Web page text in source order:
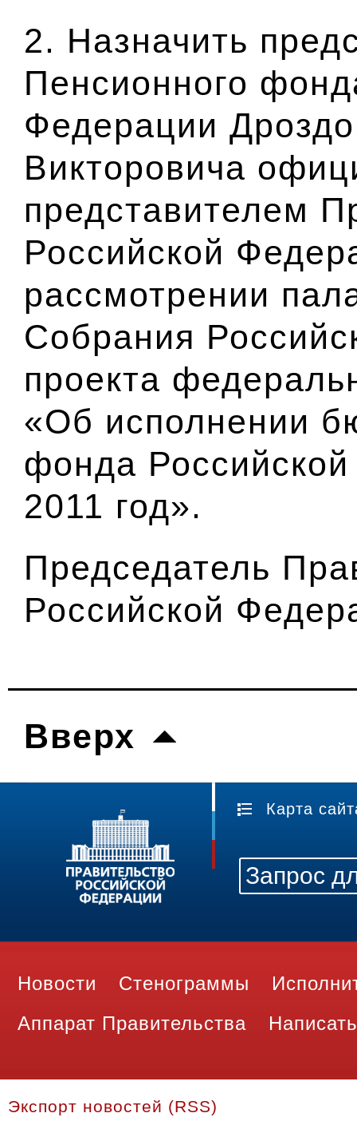
2. Назначить
Пенсионного
Федерации
Викторовича
представителем
Российской
рассмотрении
Собрания
проекта
«Об исполнении
фонда
2011 год».
Председатель
Российской
Вверх
Карта
Новости Стенограммы
Аппарат Правительства
Экспорт новостей (RSS)